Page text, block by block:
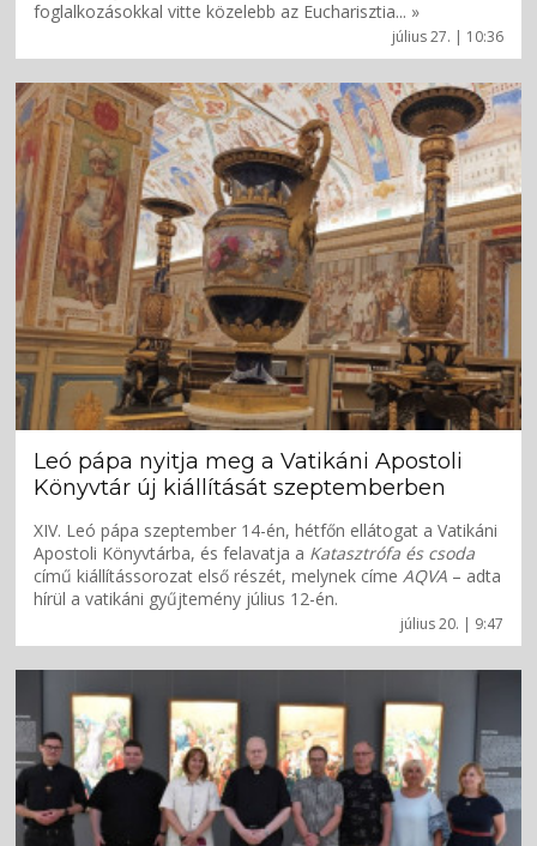
július 27. | 10:36
foglalkozásokkal vitte közelebb az Eucharisztia... »
július 20. | 9:47
Leó pápa nyitja meg a Vatikáni Apostoli
Könyvtár új kiállítását szeptemberben
XIV. Leó pápa szeptember 14-én, hétfőn ellátogat a Vatikáni
Apostoli Könyvtárba, és felavatja a Katasztrófa és csoda
című kiállítássorozat első részét, melynek címeAQVA – adta
hírül a vatikáni gyűjtemény július 12-én.